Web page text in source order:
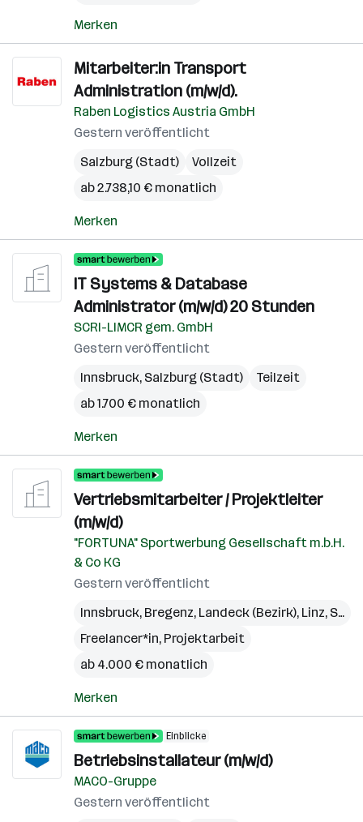
Merken
Mitarbeiter:in Transport
Administration (m/w/d).
Raben Logistics Austria GmbH
Gestern veröffentlicht
Salzburg (Stadt)
Vollzeit
ab 2.738,10 € monatlich
Merken
IT Systems & Database
Administrator (m/w/d) 20 Stunden
SCRI-LIMCR gem. GmbH
Gestern veröffentlicht
Innsbruck, Salzburg (Stadt)
Teilzeit
ab 1.700 € monatlich
Merken
Vertriebsmitarbeiter / Projektleiter
(m/w/d)
"FORTUNA" Sportwerbung Gesellschaft m.b.H.
& Co KG
Gestern veröffentlicht
Innsbruck, Bregenz, Landeck (Bezirk), Linz, St. Pölten
Freelancer*in, Projektarbeit
ab 4.000 € monatlich
Merken
Einblicke
Betriebsinstallateur (m/w/d)
MACO-Gruppe
Gestern veröffentlicht